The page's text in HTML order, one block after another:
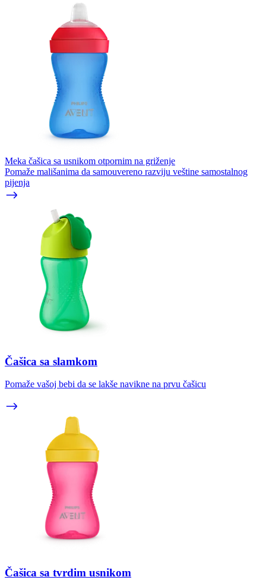
Meka čašica sa usnikom otpornim na griženje
Pomaže mališanima da samouvereno razviju veštine samostalnog
pijenja
Čašica sa slamkom
Pomaže vašoj bebi da se lakše navikne na prvu čašicu
Čašica sa tvrdim usnikom